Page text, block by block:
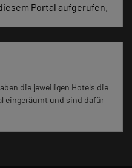
Portal aufgerufen.
die jeweiligen Hotels die
eingeräumt und sind dafür